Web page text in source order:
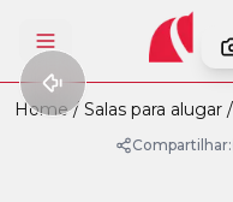
Abrir menu
Home / Salas para alugar /
Compartilhar: